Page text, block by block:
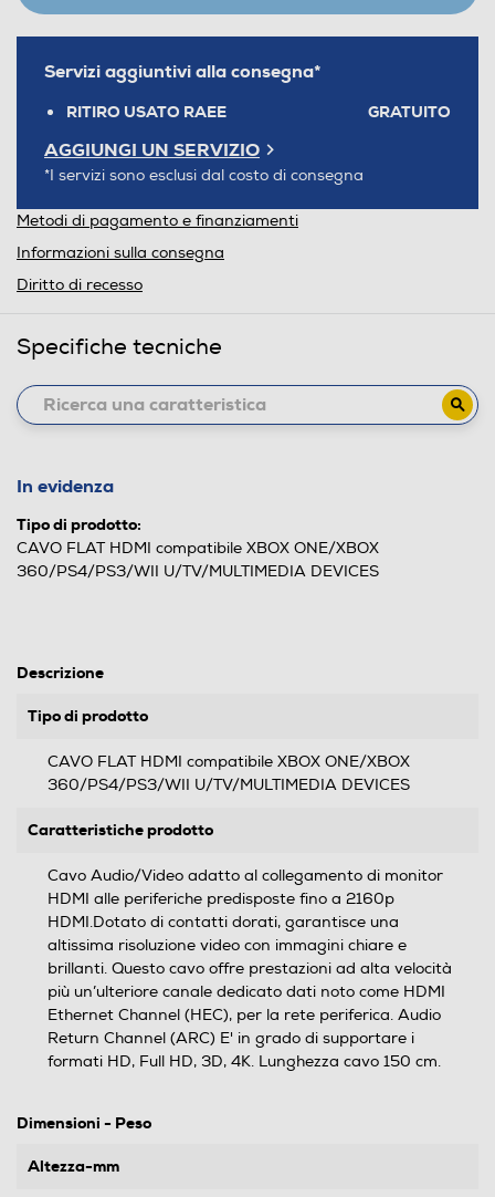
Servizi aggiuntivi alla consegna*
RITIRO USATO RAEE GRATUITO
AGGIUNGI UN SERVIZIO
*I servizi sono esclusi dal costo di consegna
Metodi di pagamento e finanziamenti
Informazioni sulla consegna
Diritto di recesso
Specifiche tecniche
In evidenza
Tipo di prodotto:
CAVO FLAT HDMI compatibile XBOX ONE/XBOX
360/PS4/PS3/WII U/TV/MULTIMEDIA DEVICES
Descrizione
Tipo di prodotto
CAVO FLAT HDMI compatibile XBOX ONE/XBOX
360/PS4/PS3/WII U/TV/MULTIMEDIA DEVICES
Caratteristiche prodotto
Cavo Audio/Video adatto al collegamento di monitor
HDMI alle periferiche predisposte fino a 2160p
HDMI.Dotato di contatti dorati, garantisce una
altissima risoluzione video con immagini chiare e
brillanti. Questo cavo offre prestazioni ad alta velocità
più un’ulteriore canale dedicato dati noto come HDMI
Ethernet Channel (HEC), per la rete periferica. Audio
Return Channel (ARC) E' in grado di supportare i
formati HD, Full HD, 3D, 4K. Lunghezza cavo 150 cm.
Dimensioni - Peso
Altezza-mm